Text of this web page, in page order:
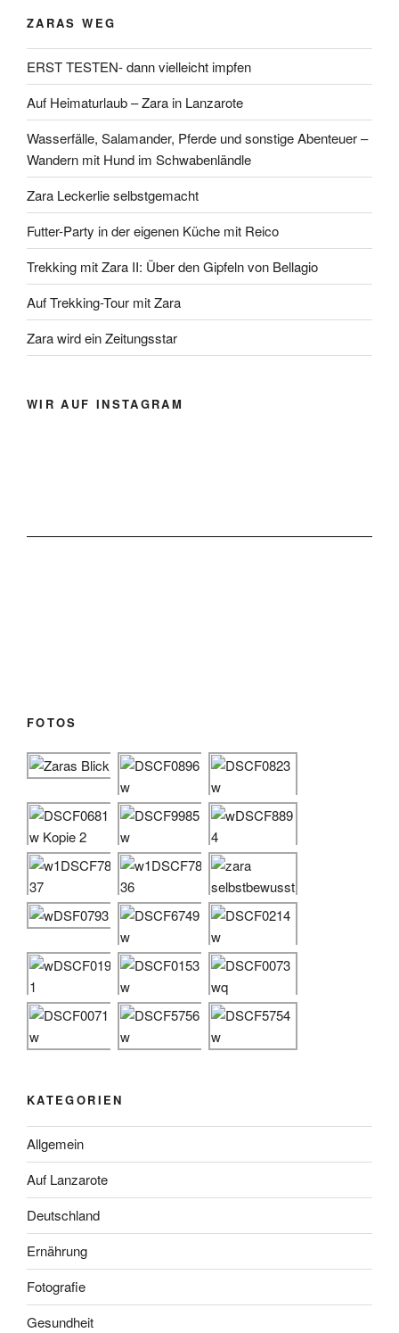
ZARAS WEG
ERST TESTEN- dann vielleicht impfen
Auf Heimaturlaub – Zara in Lanzarote
Wasserfälle, Salamander, Pferde und sonstige Abenteuer –
Wandern mit Hund im Schwabenländle
Zara Leckerlie selbstgemacht
Futter-Party in der eigenen Küche mit Reico
Trekking mit Zara II: Über den Gipfeln von Bellagio
Auf Trekking-Tour mit Zara
Zara wird ein Zeitungsstar
WIR AUF INSTAGRAM
FOTOS
KATEGORIEN
Allgemein
Auf Lanzarote
Deutschland
Ernährung
Fotografie
Gesundheit